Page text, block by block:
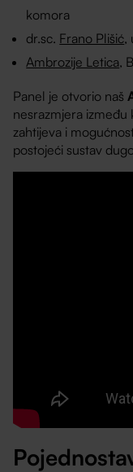
komora
dr.sc. Frano Plišić,
Ambrozije Letica,
Panel je otvorio naš
nesrazmjera
zahtijeva i
postojeći sustav